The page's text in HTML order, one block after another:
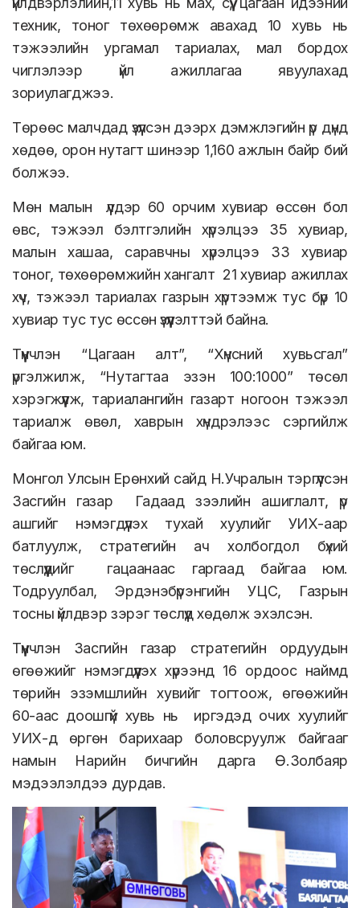
техник, тоног төхөөрөмж авахад 10 хувь нь
тэжээлийн ургамал тариалах, мал бордох
чиглэлээр үйл ажиллагаа явуулахад
зориулагджээ.
Төрөөс малчдад үзүүлсэн дээрх дэмжлэгийн үр дүнд
хөдөө, орон нутагт шинээр 1,160 ажлын байр бий
болжээ.
Мөн малын үүлдэр 60 орчим хувиар өссөн бол
өвс, тэжээл бэлтгэлийн хүрэлцээ 35 хувиар,
малын хашаа, саравчны хүрэлцээ 33 хувиар
тоног, төхөөрөмжийн хангалт 21 хувиар ажиллах
хүч, тэжээл тариалах газрын хүртээмж тус бүр 10
хувиар тус тус өссөн үзүүлэлттэй байна.
Түүнчлэн “Цагаан алт”, “Хүнсний хувьсгал”
үргэлжилж, “Нутагтаа эзэн 100:1000” төсөл
хэрэгжүүлж, тариалангийн газарт ногоон тэжээл
тариалж өвөл, хаврын хүндрэлээс сэргийлж
байгаа юм.
Монгол Улсын Ерөнхий сайд Н.Учралын тэргүүлсэн
Засгийн газар Гадаад зээлийн ашиглалт, үр
ашгийг нэмэгдүүлэх тухай хуулийг УИХ-аар
батлуулж, стратегийн ач холбогдол бүхий
төслүүдийг гацаанаас гаргаад байгаа юм.
Тодруулбал, Эрдэнэбүрэнгийн УЦС, Газрын
тосны үйлдвэр зэрэг төслүүд хөдөлж эхэлсэн.
Түүнчлэн Засгийн газар стратегийн ордуудын
өгөөжийг нэмэгдүүлэх хүрээнд 16 ордоос наймд
төрийн эзэмшлийн хувийг тогтоож, өгөөжийн
60-аас доошгүй хувь нь иргэдэд очих хуулийг
УИХ-д өргөн барихаар боловсруулж байгааг
намын Нарийн бичгийн дарга Ө.Золбаяр
мэдээлэлдээ дурдав.